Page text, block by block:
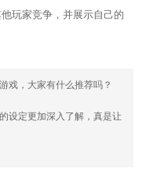
玩家竞争，并展示自己的
戏，大家有什么推荐吗？
设定更加深入了解，真是让